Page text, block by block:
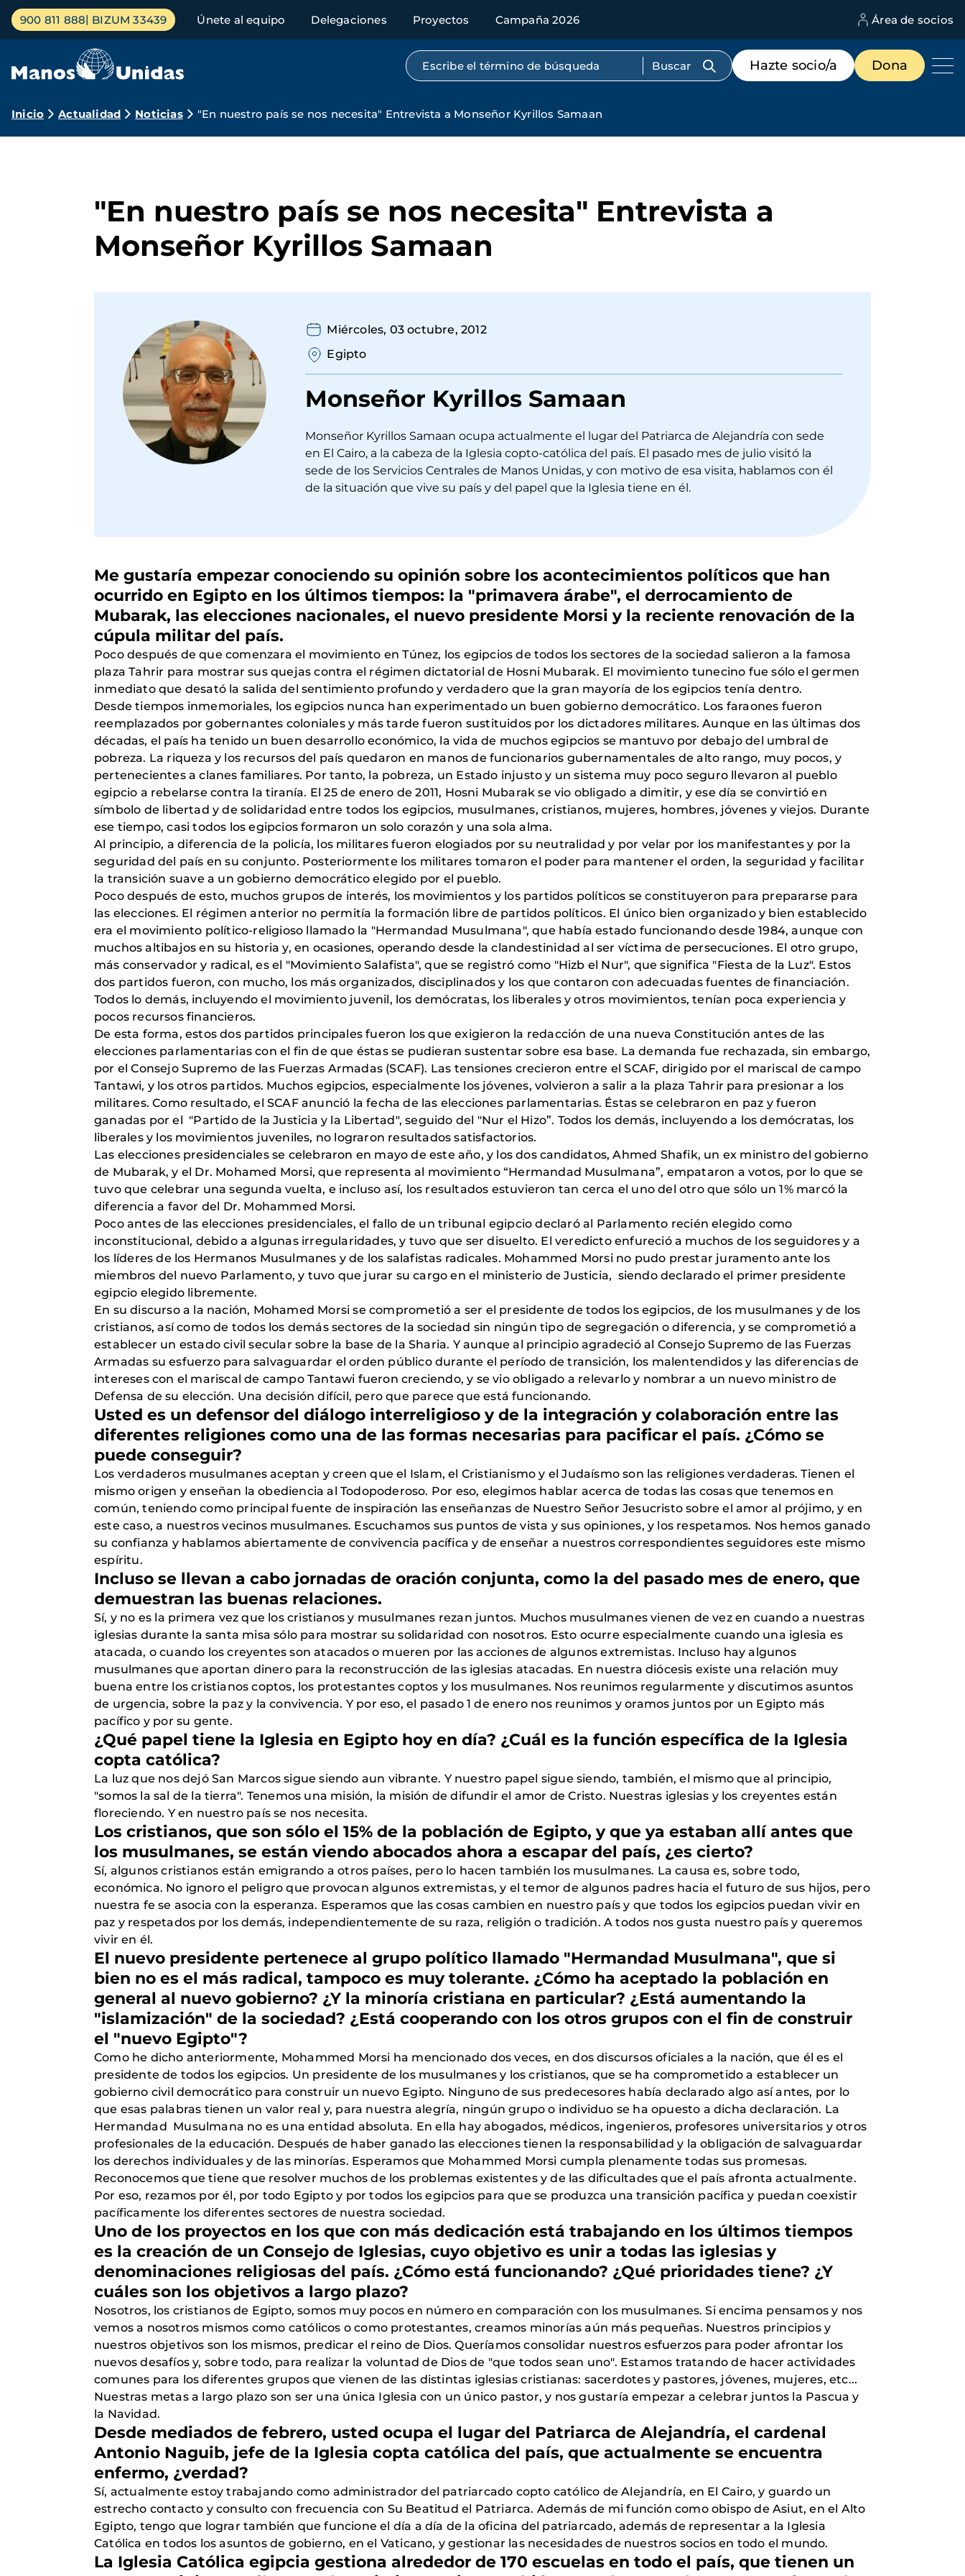
Pasar
contenido
Menú
principal
900 811 888 BIZUM 33439 Únete al equipo Delegaciones Proyectos Campaña 2026 Área de socios
Búsqueda por texto completo
Menú
de
destacados
Hazte socio/a Dona
Ruta
Inicio Actualidad Noticias "En nuestro país se nos necesita" Entrevista a Monseñor Kyrillos Samaan
"En nuestro país se nos necesita" Entrevista a
Monseñor Kyrillos Samaan
Miércoles, 03 octubre, 2012
Egipto
Monseñor Kyrillos Samaan
Monseñor Kyrillos Samaan ocupa actualmente el lugar del Patriarca de Alejandría con sede
en El Cairo, a la cabeza de la Iglesia copto-católica del país. El pasado mes de julio visitó la
sede de los Servicios Centrales de Manos Unidas, y con motivo de esa visita, hablamos con él
de la situación que vive su país y del papel que la Iglesia tiene en él.
Me gustaría empezar conociendo su opinión sobre los acontecimientos políticos que han
ocurrido en Egipto en los últimos tiempos: la "primavera árabe", el derrocamiento de
Mubarak, las elecciones nacionales, el nuevo presidente Morsi y la reciente renovación de la
cúpula militar del país.
Poco después de que comenzara el movimiento en Túnez, los egipcios de todos los sectores de la sociedad salieron a la famosa
plaza Tahrir para mostrar sus quejas contra el régimen dictatorial de Hosni Mubarak. El movimiento tunecino fue sólo el germen
inmediato que desató la salida del sentimiento profundo y verdadero que la gran mayoría de los egipcios tenía dentro.
Desde tiempos inmemoriales, los egipcios nunca han experimentado un buen gobierno democrático. Los faraones fueron
reemplazados por gobernantes coloniales y más tarde fueron sustituidos por los dictadores militares. Aunque en las últimas dos
décadas, el país ha tenido un buen desarrollo económico, la vida de muchos egipcios se mantuvo por debajo del umbral de
pobreza. La riqueza y los recursos del país quedaron en manos de funcionarios gubernamentales de alto rango, muy pocos, y
pertenecientes a clanes familiares. Por tanto, la pobreza, un Estado injusto y un sistema muy poco seguro llevaron al pueblo
egipcio a rebelarse contra la tiranía. El 25 de enero de 2011, Hosni Mubarak se vio obligado a dimitir, y ese día se convirtió en
símbolo de libertad y de solidaridad entre todos los egipcios, musulmanes, cristianos, mujeres, hombres, jóvenes y viejos. Durante
ese tiempo, casi todos los egipcios formaron un solo corazón y una sola alma.
Al principio, a diferencia de la policía, los militares fueron elogiados por su neutralidad y por velar por los manifestantes y por la
seguridad del país en su conjunto. Posteriormente los militares tomaron el poder para mantener el orden, la seguridad y facilitar
la transición suave a un gobierno democrático elegido por el pueblo.
Poco después de esto, muchos grupos de interés, los movimientos y los partidos políticos se constituyeron para prepararse para
las elecciones. El régimen anterior no permitía la formación libre de partidos políticos. El único bien organizado y bien establecido
era el movimiento político-religioso llamado la "Hermandad Musulmana", que había estado funcionando desde 1984, aunque con
muchos altibajos en su historia y, en ocasiones, operando desde la clandestinidad al ser víctima de persecuciones. El otro grupo,
más conservador y radical, es el "Movimiento Salafista", que se registró como "Hizb el Nur", que significa "Fiesta de la Luz". Estos
dos partidos fueron, con mucho, los más organizados, disciplinados y los que contaron con adecuadas fuentes de financiación.
Todos lo demás, incluyendo el movimiento juvenil, los demócratas, los liberales y otros movimientos, tenían poca experiencia y
pocos recursos financieros.
De esta forma, estos dos partidos principales fueron los que exigieron la redacción de una nueva Constitución antes de las
elecciones parlamentarias con el fin de que éstas se pudieran sustentar sobre esa base. La demanda fue rechazada, sin embargo,
por el Consejo Supremo de las Fuerzas Armadas (SCAF). Las tensiones crecieron entre el SCAF, dirigido por el mariscal de campo
Tantawi, y los otros partidos. Muchos egipcios, especialmente los jóvenes, volvieron a salir a la plaza Tahrir para presionar a los
militares. Como resultado, el SCAF anunció la fecha de las elecciones parlamentarias. Éstas se celebraron en paz y fueron
ganadas por el "Partido de la Justicia y la Libertad", seguido del "Nur el Hizo”. Todos los demás, incluyendo a los demócratas, los
liberales y los movimientos juveniles, no lograron resultados satisfactorios.
Las elecciones presidenciales se celebraron en mayo de este año, y los dos candidatos, Ahmed Shafik, un ex ministro del gobierno
de Mubarak, y el Dr. Mohamed Morsi, que representa al movimiento “Hermandad Musulmana”, empataron a votos, por lo que se
tuvo que celebrar una segunda vuelta, e incluso así, los resultados estuvieron tan cerca el uno del otro que sólo un 1% marcó la
diferencia a favor del Dr. Mohammed Morsi.
Poco antes de las elecciones presidenciales, el fallo de un tribunal egipcio declaró al Parlamento recién elegido como
inconstitucional, debido a algunas irregularidades, y tuvo que ser disuelto. El veredicto enfureció a muchos de los seguidores y a
los líderes de los Hermanos Musulmanes y de los salafistas radicales. Mohammed Morsi no pudo prestar juramento ante los
miembros del nuevo Parlamento, y tuvo que jurar su cargo en el ministerio de Justicia, siendo declarado el primer presidente
egipcio elegido libremente.
En su discurso a la nación, Mohamed Morsi se comprometió a ser el presidente de todos los egipcios, de los musulmanes y de los
cristianos, así como de todos los demás sectores de la sociedad sin ningún tipo de segregación o diferencia, y se comprometió a
establecer un estado civil secular sobre la base de la Sharia. Y aunque al principio agradeció al Consejo Supremo de las Fuerzas
Armadas su esfuerzo para salvaguardar el orden público durante el período de transición, los malentendidos y las diferencias de
intereses con el mariscal de campo Tantawi fueron creciendo, y se vio obligado a relevarlo y nombrar a un nuevo ministro de
Defensa de su elección. Una decisión difícil, pero que parece que está funcionando.
Usted es un defensor del diálogo interreligioso y de la integración y colaboración entre las
diferentes religiones como una de las formas necesarias para pacificar el país. ¿Cómo se
puede conseguir?
Los verdaderos musulmanes aceptan y creen que el Islam, el Cristianismo y el Judaísmo son las religiones verdaderas. Tienen el
mismo origen y enseñan la obediencia al Todopoderoso. Por eso, elegimos hablar acerca de todas las cosas que tenemos en
común, teniendo como principal fuente de inspiración las enseñanzas de Nuestro Señor Jesucristo sobre el amor al prójimo, y en
este caso, a nuestros vecinos musulmanes. Escuchamos sus puntos de vista y sus opiniones, y los respetamos. Nos hemos ganado
su confianza y hablamos abiertamente de convivencia pacífica y de enseñar a nuestros correspondientes seguidores este mismo
espíritu.
Incluso se llevan a cabo jornadas de oración conjunta, como la del pasado mes de enero, que
demuestran las buenas relaciones.
Sí, y no es la primera vez que los cristianos y musulmanes rezan juntos. Muchos musulmanes vienen de vez en cuando a nuestras
iglesias durante la santa misa sólo para mostrar su solidaridad con nosotros. Esto ocurre especialmente cuando una iglesia es
atacada, o cuando los creyentes son atacados o mueren por las acciones de algunos extremistas. Incluso hay algunos
musulmanes que aportan dinero para la reconstrucción de las iglesias atacadas. En nuestra diócesis existe una relación muy
buena entre los cristianos coptos, los protestantes coptos y los musulmanes. Nos reunimos regularmente y discutimos asuntos
de urgencia, sobre la paz y la convivencia. Y por eso, el pasado 1 de enero nos reunimos y oramos juntos por un Egipto más
pacífico y por su gente.
¿Qué papel tiene la Iglesia en Egipto hoy en día? ¿Cuál es la función específica de la Iglesia
copta católica?
La luz que nos dejó San Marcos sigue siendo aun vibrante. Y nuestro papel sigue siendo, también, el mismo que al principio,
"somos la sal de la tierra". Tenemos una misión, la misión de difundir el amor de Cristo. Nuestras iglesias y los creyentes están
floreciendo. Y en nuestro país se nos necesita.
Los cristianos, que son sólo el 15% de la población de Egipto, y que ya estaban allí antes que
los musulmanes, se están viendo abocados ahora a escapar del país, ¿es cierto?
Sí, algunos cristianos están emigrando a otros países, pero lo hacen también los musulmanes. La causa es, sobre todo,
económica. No ignoro el peligro que provocan algunos extremistas, y el temor de algunos padres hacia el futuro de sus hijos, pero
nuestra fe se asocia con la esperanza. Esperamos que las cosas cambien en nuestro país y que todos los egipcios puedan vivir en
paz y respetados por los demás, independientemente de su raza, religión o tradición. A todos nos gusta nuestro país y queremos
vivir en él.
El nuevo presidente pertenece al grupo político llamado "Hermandad Musulmana", que si
bien no es el más radical, tampoco es muy tolerante. ¿Cómo ha aceptado la población en
general al nuevo gobierno? ¿Y la minoría cristiana en particular? ¿Está aumentando la
"islamización" de la sociedad? ¿Está cooperando con los otros grupos con el fin de construir
el "nuevo Egipto"?
Como he dicho anteriormente, Mohammed Morsi ha mencionado dos veces, en dos discursos oficiales a la nación, que él es el
presidente de todos los egipcios. Un presidente de los musulmanes y los cristianos, que se ha comprometido a establecer un
gobierno civil democrático para construir un nuevo Egipto. Ninguno de sus predecesores había declarado algo así antes, por lo
que esas palabras tienen un valor real y, para nuestra alegría, ningún grupo o individuo se ha opuesto a dicha declaración. La
Hermandad Musulmana no es una entidad absoluta. En ella hay abogados, médicos, ingenieros, profesores universitarios y otros
profesionales de la educación. Después de haber ganado las elecciones tienen la responsabilidad y la obligación de salvaguardar
los derechos individuales y de las minorías. Esperamos que Mohammed Morsi cumpla plenamente todas sus promesas.
Reconocemos que tiene que resolver muchos de los problemas existentes y de las dificultades que el país afronta actualmente.
Por eso, rezamos por él, por todo Egipto y por todos los egipcios para que se produzca una transición pacífica y puedan coexistir
pacíficamente los diferentes sectores de nuestra sociedad.
Uno de los proyectos en los que con más dedicación está trabajando en los últimos tiempos
es la creación de un Consejo de Iglesias, cuyo objetivo es unir a todas las iglesias y
denominaciones religiosas del país. ¿Cómo está funcionando? ¿Qué prioridades tiene? ¿Y
cuáles son los objetivos a largo plazo?
Nosotros, los cristianos de Egipto, somos muy pocos en número en comparación con los musulmanes. Si encima pensamos y nos
vemos a nosotros mismos como católicos o como protestantes, creamos minorías aún más pequeñas. Nuestros principios y
nuestros objetivos son los mismos, predicar el reino de Dios. Queríamos consolidar nuestros esfuerzos para poder afrontar los
nuevos desafíos y, sobre todo, para realizar la voluntad de Dios de "que todos sean uno". Estamos tratando de hacer actividades
comunes para los diferentes grupos que vienen de las distintas iglesias cristianas: sacerdotes y pastores, jóvenes, mujeres, etc...
Nuestras metas a largo plazo son ser una única Iglesia con un único pastor, y nos gustaría empezar a celebrar juntos la Pascua y
la Navidad.
Desde mediados de febrero, usted ocupa el lugar del Patriarca de Alejandría, el cardenal
Antonio Naguib, jefe de la Iglesia copta católica del país, que actualmente se encuentra
enfermo, ¿verdad?
Sí, actualmente estoy trabajando como administrador del patriarcado copto católico de Alejandría, en El Cairo, y guardo un
estrecho contacto y consulto con frecuencia con Su Beatitud el Patriarca. Además de mi función como obispo de Asiut, en el Alto
Egipto, tengo que lograr también que funcione el día a día de la oficina del patriarcado, además de representar a la Iglesia
Católica en todos los asuntos de gobierno, en el Vaticano, y gestionar las necesidades de nuestros socios en todo el mundo.
La Iglesia Católica egipcia gestiona alrededor de 170 escuelas en todo el país, que tienen un